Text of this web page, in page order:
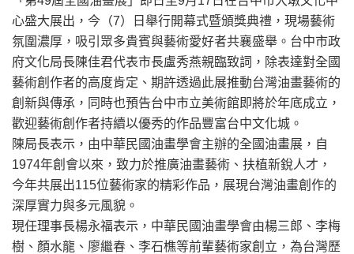
心盛大展出，今（7）日舉行開幕式暨頒獎典禮，現場藝術
氛圍濃厚，吸引眾多貴賓與藝術愛好者共襄盛舉。台中市政
府文化局長陳佳君代表市長盧秀燕親臨致詞，除表達對全國
藝術創作者的高度肯定、期許透過此展推動台灣油畫藝術的
創新與傳承，同時也預告台中市立美術館即將於年底成立，
歡迎藝術創作者持續以優秀的作品豐富台中文化城。
陳局長表示，由中華民國油畫學會主辦的全國油畫展，自
1974年創會以來，致力於推廣油畫藝術、扶植新銳人才，
今年共展出115位藝術家的精彩作品，展現台灣油畫創作的
深厚實力與多元風貌。
現任理事長楊永福表示，中華民國油畫學會由楊三郎、李梅
樹、顏水龍、廖繼春、李石樵等前輩藝術家創立，為台灣歷